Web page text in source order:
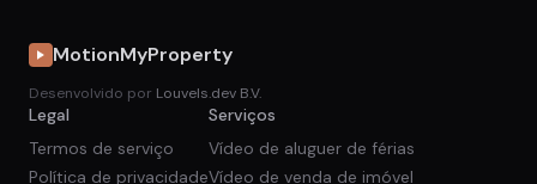
MotionMyProperty
Desenvolvido por Louvels.dev B.V.
Legal
Termos de serviço
Política de privacidade
Serviços
Vídeo de aluguer de férias
Vídeo de venda de imóvel